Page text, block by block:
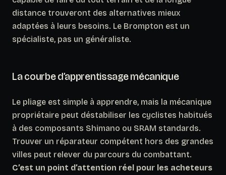
distance trouveront des alternatives mieux
adaptées à leurs besoins. Le Brompton est un
spécialiste, pas un généraliste.
La courbe d’apprentissage mécanique
Le pliage est simple à apprendre, mais la mécanique
propriétaire peut déstabiliser les cyclistes habitués
à des composants Shimano ou SRAM standards.
Trouver un réparateur compétent hors des grandes
villes peut relever du parcours du combattant.
C’est un point d’attention réel pour les acheteurs